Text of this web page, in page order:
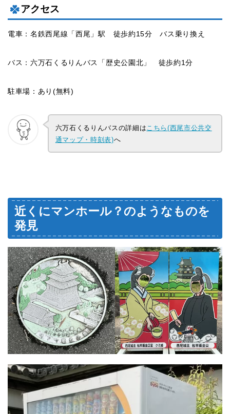
アクセス
電車：名鉄西尾線「西尾」駅 徒歩約15分 バス乗り換え
バス：六万石くるりんバス「歴史公園北」 徒歩約1分
駐車場：あり(無料)
六万石くるりんバスの詳細は こちら(西尾市公共交
通マップ・時刻表)へ
近くにマンホール？のようなものを
発見